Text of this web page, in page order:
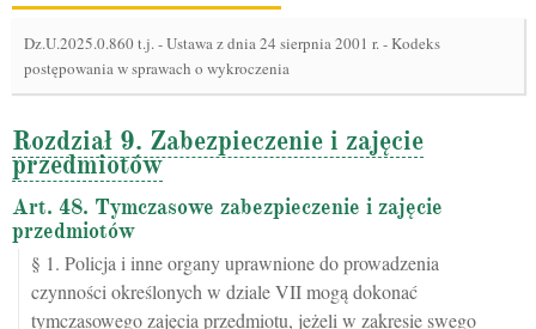
Dz.U.2025.0.860 t.j.-Ustawa z dnia 24 sierpnia 2001 r. - Kodeks
postępowania w sprawach o wykroczenia
Rozdział 9. Zabezpieczenie i zajęcie
przedmiotów
Art. 48. Tymczasowe zabezpieczenie i zajęcie
przedmiotów
§ 1. Policja i inne organy uprawnione do prowadzenia
czynności określonych w dziale VII mogą dokonać
tymczasowego zajęcia przedmiotu, jeżeli w zakresie swego